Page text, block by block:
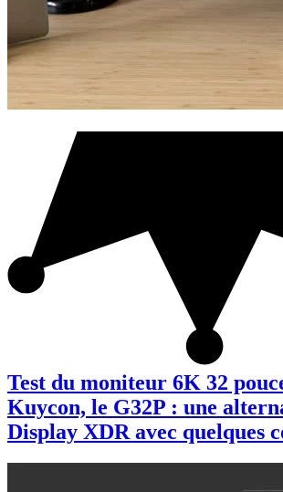
Test du moniteur 6K 32
Kuycon, le G32P : une
Display XDR avec quelques